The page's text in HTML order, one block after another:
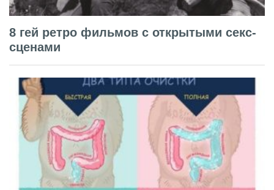
8 гей ретро фильмов с открытыми секс-
сценами